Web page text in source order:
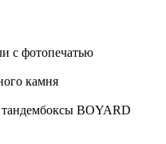
с фотопечатью
камня
BOYARD